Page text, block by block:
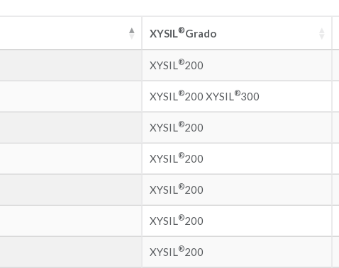
XYSIL ®Grado
XYSIL ®200
XYSIL ®200 XYSIL ®300
XYSIL ®200
XYSIL ®200
XYSIL ®200
XYSIL ®200
XYSIL ®200